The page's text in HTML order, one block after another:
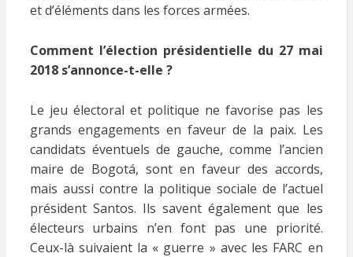
et d’éléments dans les forces armées.
Comment l’élection présidentielle du 27 mai
2018 s’annonce-t-elle ?
Le jeu électoral et politique ne favorise pas les
grands engagements en faveur de la paix. Les
candidats éventuels de gauche, comme l’ancien
maire de Bogotá, sont en faveur des accords,
mais aussi contre la politique sociale de l’actuel
président Santos. Ils savent également que les
électeurs urbains n’en font pas une priorité.
Ceux-là suivaient la « guerre » avec les FARC en